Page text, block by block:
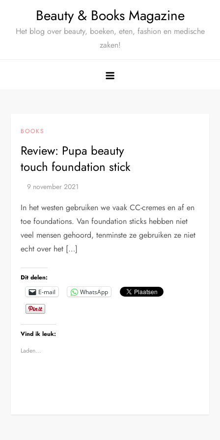
Beauty & Books Magazine
Het blog over beauty, boeken, eten, fashion en medische
zaken!
BOOKS
Review: Pupa beauty
touch foundation stick
In het westen gebruiken we vaak CC-cremes en af en
toe foundations. Van foundation sticks hebben niet
veel mensen gehoord, tenminste ze gebruiken ze niet
echt over het […]
Dit delen:
E-mail WhatsApp
Vind ik leuk:
Laden...